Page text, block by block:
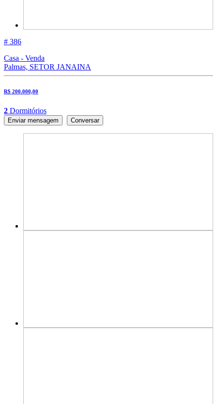
# 386
Casa - Venda
Palmas, SETOR JANAINA
R$ 200.000,00
2 Dormitórios
Enviar mensagem Conversar